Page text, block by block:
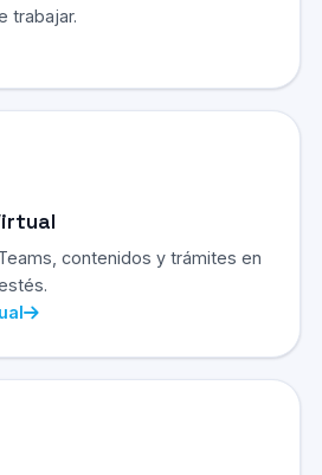
trabajar.
contenidos y trámites en